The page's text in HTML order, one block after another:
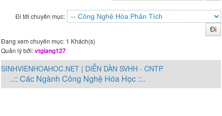
Đi tới chuyên mục:
Đang xem chuyên mục: 1 Khách(s)
Quản lý bởi:vtgiang127
SINHVIENHOAHOC.NET | DIỄN DÀN SVHH - CNTP
..:: Các Ngành Công Nghệ Hóa Học ::..